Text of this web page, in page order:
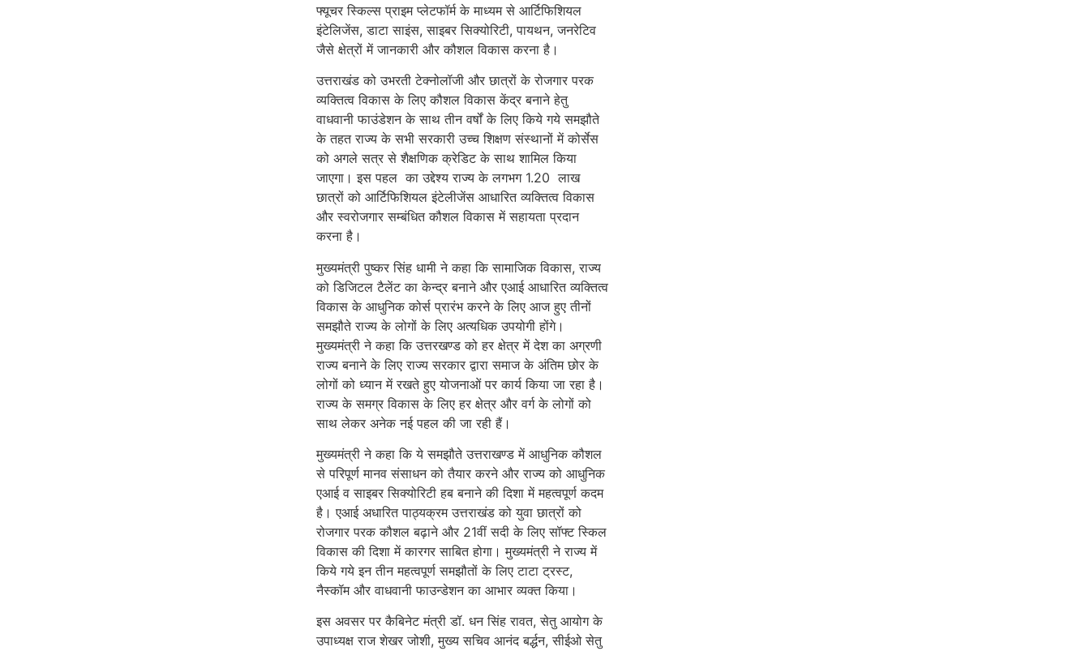
फ्यूचर स्किल्स प्राइम प्लेटफॉर्म के माध्यम से आर्टिफिशियल
इंटेलिजेंस, डाटा साइंस, साइबर सिक्योरिटी, पायथन, जनरेटिव
जैसे क्षेत्रों में जानकारी और कौशल विकास करना है।
उत्तराखंड को उभरती टेक्नोलॉजी और छात्रों के रोजगार परक
व्यक्तित्व विकास के लिए कौशल विकास केंद्र बनाने हेतु
वाधवानी फाउंडेशन के साथ तीन वर्षों के लिए किये गये समझौते
के तहत राज्य के सभी सरकारी उच्च शिक्षण संस्थानों में कोर्सेस
को अगले सत्र से शैक्षणिक क्रेडिट के साथ शामिल किया
जाएगा। इस पहल का उद्देश्य राज्य के लगभग 1.20 लाख
छात्रों को आर्टिफिशियल इंटेलीजेंस आधारित व्यक्तित्व विकास
और स्वरोजगार सम्बंधित कौशल विकास में सहायता प्रदान
करना है।
मुख्यमंत्री पुष्कर सिंह धामी ने कहा कि सामाजिक विकास, राज्य
को डिजिटल टैलेंट का केन्द्र बनाने और एआई आधारित व्यक्तित्व
विकास के आधुनिक कोर्स प्रारंभ करने के लिए आज हुए तीनों
समझौते राज्य के लोगों के लिए अत्यधिक उपयोगी होंगे।
मुख्यमंत्री ने कहा कि उत्तरखण्ड को हर क्षेत्र में देश का अग्रणी
राज्य बनाने के लिए राज्य सरकार द्वारा समाज के अंतिम छोर के
लोगों को ध्यान में रखते हुए योजनाओं पर कार्य किया जा रहा है।
राज्य के समग्र विकास के लिए हर क्षेत्र और वर्ग के लोगों को
साथ लेकर अनेक नई पहल की जा रही हैं।
मुख्यमंत्री ने कहा कि ये समझौते उत्तराखण्ड में आधुनिक कौशल
से परिपूर्ण मानव संसाधन को तैयार करने और राज्य को आधुनिक
एआई व साइबर सिक्योरिटी हब बनाने की दिशा में महत्वपूर्ण कदम
है। एआई अधारित पाठ्यक्रम उत्तराखंड को युवा छात्रों को
रोजगार परक कौशल बढ़ाने और 21वीं सदी के लिए सॉफ्ट स्किल
विकास की दिशा में कारगर साबित होगा। मुख्यमंत्री ने राज्य में
किये गये इन तीन महत्वपूर्ण समझौतों के लिए टाटा ट्रस्ट,
नैस्कॉम और वाधवानी फाउन्डेशन का आभार व्यक्त किया।
इस अवसर पर कैबिनेट मंत्री डॉ. धन सिंह रावत, सेतु आयोग के
उपाध्यक्ष राज शेखर जोशी, मुख्य सचिव आनंद बर्द्धन, सीईओ सेतु